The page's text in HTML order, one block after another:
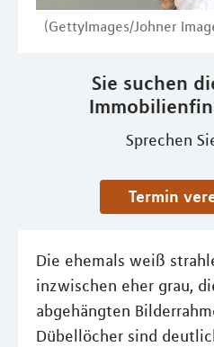
(GettyImages/Johner
Sie suchen
Sprechen
Termin
Die ehemals weiß
inzwischen eher grau,
abgehängten
Dübellöcher sind